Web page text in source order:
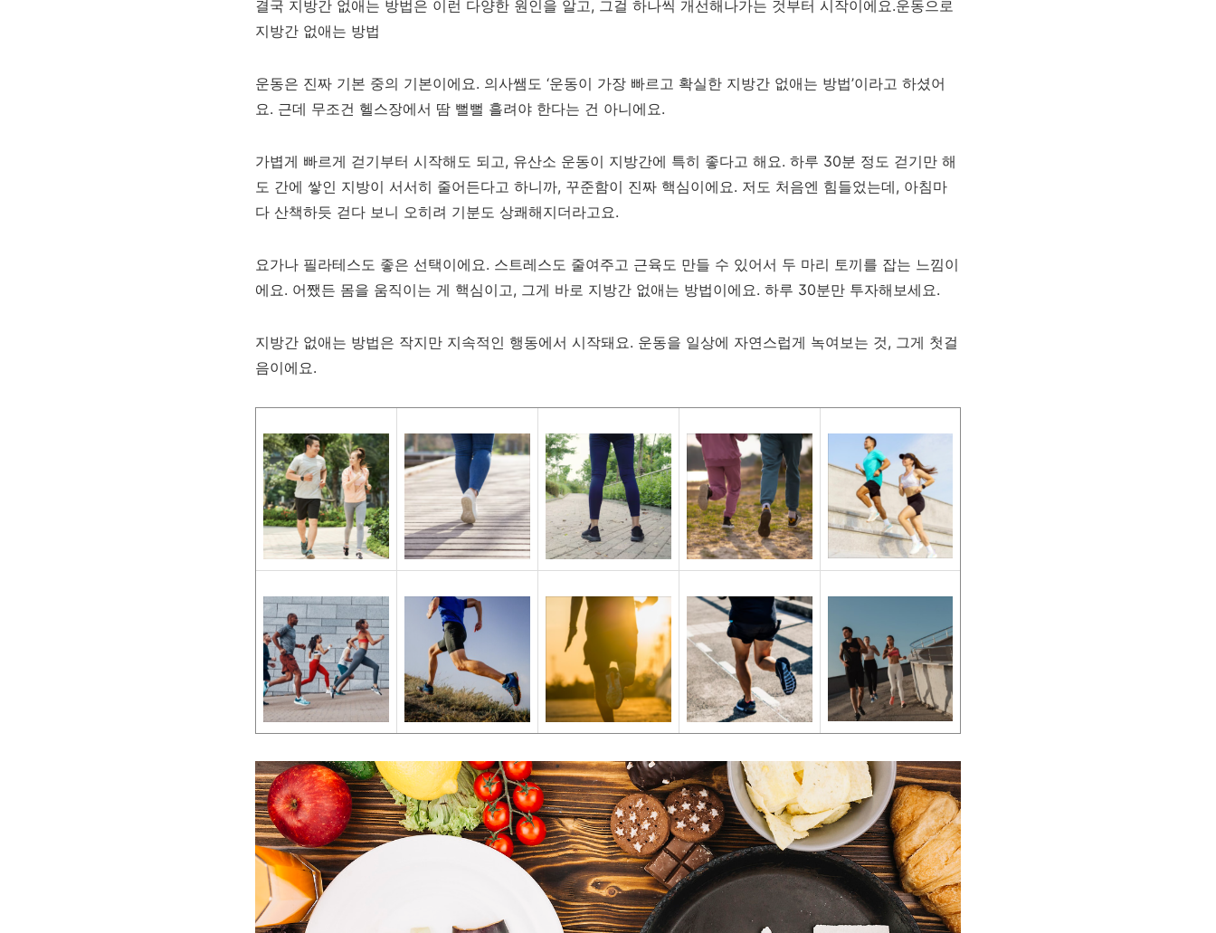
결국 지방간 없애는 방법은 이런 다양한 원인을 알고, 그걸 하나씩 개선해나가는 것부터 시작이에요.운동으로
지방간 없애는 방법
운동은 진짜 기본 중의 기본이에요. 의사쌤도 ‘운동이 가장 빠르고 확실한 지방간 없애는 방법’이라고 하셨어
요. 근데 무조건 헬스장에서 땀 뻘뻘 흘려야 한다는 건 아니에요.
가볍게 빠르게 걷기부터 시작해도 되고, 유산소 운동이 지방간에 특히 좋다고 해요. 하루 30분 정도 걷기만 해
도 간에 쌓인 지방이 서서히 줄어든다고 하니까, 꾸준함이 진짜 핵심이에요. 저도 처음엔 힘들었는데, 아침마
다 산책하듯 걷다 보니 오히려 기분도 상쾌해지더라고요.
요가나 필라테스도 좋은 선택이에요. 스트레스도 줄여주고 근육도 만들 수 있어서 두 마리 토끼를 잡는 느낌이
에요. 어쨌든 몸을 움직이는 게 핵심이고, 그게 바로 지방간 없애는 방법이에요. 하루 30분만 투자해보세요.
지방간 없애는 방법은 작지만 지속적인 행동에서 시작돼요. 운동을 일상에 자연스럽게 녹여보는 것, 그게 첫걸
음이에요.